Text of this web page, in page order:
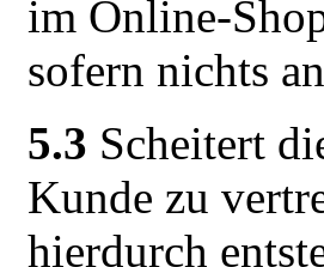
im Online-
sofern nichts
5.3 Scheitert
Kunde zu
hierdurch